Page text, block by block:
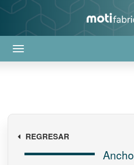
REGRESAR
Ancho